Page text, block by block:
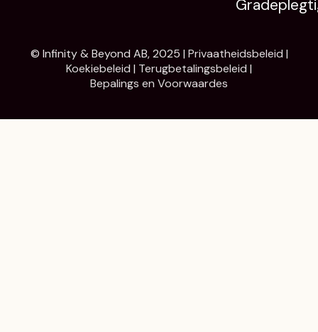
© Infinity & Beyond AB, 2025 | Privaatheidsbeleid |
Koekiebeleid | Terugbetalingsbeleid |
Bepalings en Voorwaardes